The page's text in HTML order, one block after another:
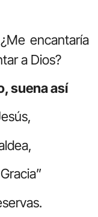
encantaría
a Dios?
suena así